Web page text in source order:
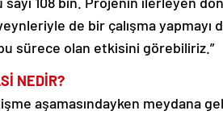
de bir çalışma yapmayı
bu sürece olan etkisini görebiliriz.”
NEDİR?
aşamasındayken meydana